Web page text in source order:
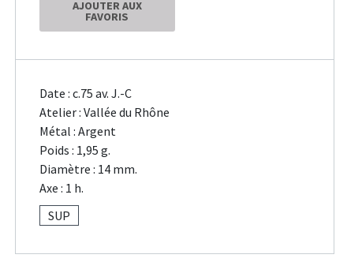
AJOUTER AUX
FAVORIS
Date : c.75 av. J.-C
Atelier : Vallée du Rhône
Métal : Argent
Poids : 1,95 g.
Diamètre : 14 mm.
Axe : 1 h.
SUP